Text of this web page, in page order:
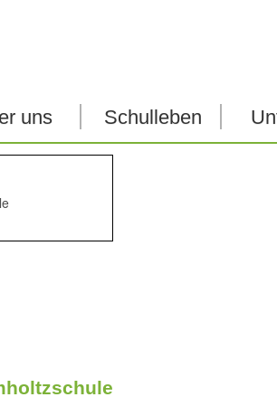
uns Schulleben